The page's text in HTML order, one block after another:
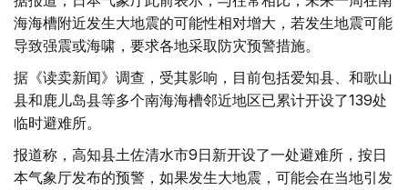
海海槽附近发生大地震的可能性相对增大，若发生地震可能
导致强震或海啸，要求各地采取防灾预警措施。
据《读卖新闻》调查，受其影响，目前包括爱知县、和歌山
县和鹿儿岛县等多个南海海槽邻近地区已累计开设了139处
临时避难所。
报道称，高知县土佐清水市9日新开设了一处避难所，按日
本气象厅发布的预警，如果发生大地震，可能会在当地引发